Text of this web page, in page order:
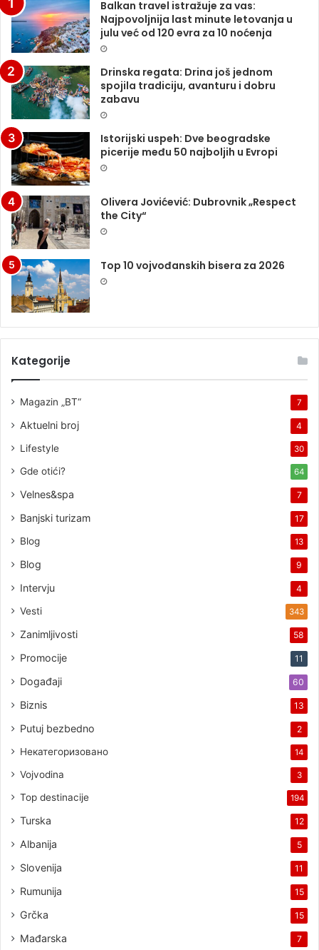
Balkan travel istražuje za vas:
Najpovoljnija last minute letovanja u
julu već od 120 evra za 10 noćenja
Drinska regata: Drina još jednom
spojila tradiciju, avanturu i dobru
zabavu
Istorijski uspeh: Dve beogradske
picerije među 50 najboljih u Evropi
Olivera Jovićević: Dubrovnik „Respect
the City“
Top 10 vojvođanskih bisera za 2026
Kategorije
Magazin „BT“ 7
Aktuelni broj 4
Lifestyle 30
Gde otići? 64
Velnes&spa 7
Banjski turizam 17
Blog 13
Blog 9
Intervju 4
Vesti 343
Zanimljivosti 58
Promocije 11
Događaji 60
Biznis 13
Putuj bezbedno 2
Некатегоризовано 14
Vojvodina 3
Top destinacije 194
Turska 12
Albanija 5
Slovenija 11
Rumunija 15
Grčka 15
Mađarska 7